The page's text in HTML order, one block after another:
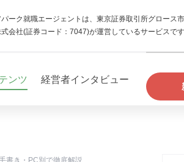
ーク就職エージェントは、東京証券取引所グロース
会社(証券コード：7047)が運営しているサービスです
ンツ 経営者インタビュー
書き・PC別で徹底解説